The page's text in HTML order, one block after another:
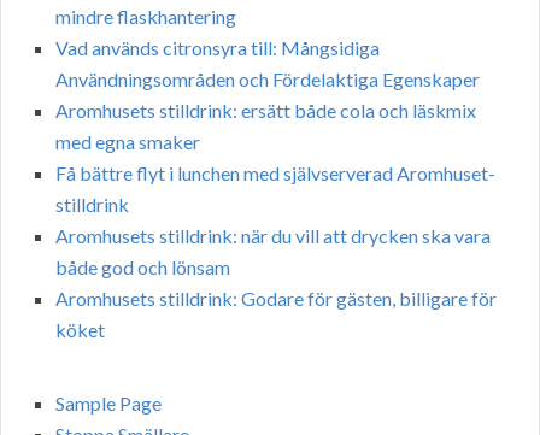
mindre flaskhantering
Vad används citronsyra till: Mångsidiga
Användningsområden och Fördelaktiga Egenskaper
Aromhusets stilldrink: ersätt både cola och läskmix
med egna smaker
Få bättre flyt i lunchen med självserverad Aromhuset-
stilldrink
Aromhusets stilldrink: när du vill att drycken ska vara
både god och lönsam
Aromhusets stilldrink: Godare för gästen, billigare för
köket
Sample Page